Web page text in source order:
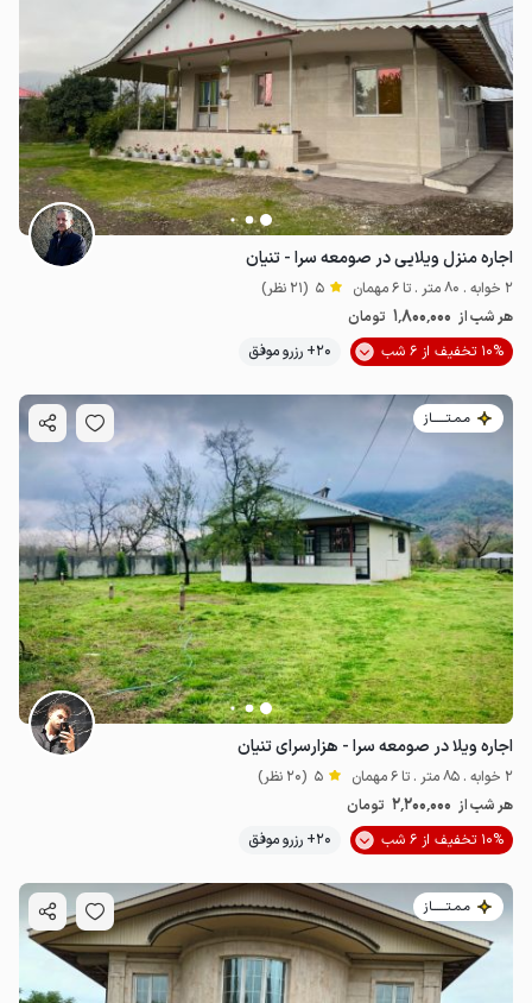
اجاره منزل ویلایی در صومعه سرا - تنیان
2 خوابه . 80 متر . تا 6 مهمان 5 (21 نظر)
هر شب از 1٬800٬000 تومان
10% تخفیف از 6 شب
20+ رزرو موفق
مـمـتــــــاز
اجاره ویلا در صومعه سرا - هزارسرای تنیان
2 خوابه . 85 متر . تا 6 مهمان 5 (20 نظر)
هر شب از 2٬200٬000 تومان
10% تخفیف از 6 شب
20+ رزرو موفق
مـمـتــــــاز